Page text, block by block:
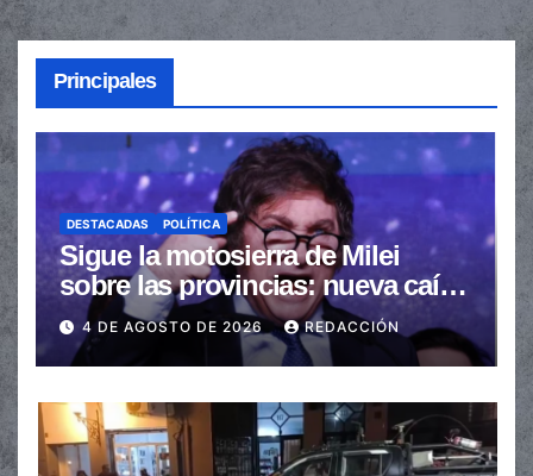
Principales
DESTACADAS POLÍTICA
Sigue la motosierra de Milei
sobre las provincias: nueva caída
de las transferencias no
automáticas
4 DE AGOSTO DE 2026 REDACCIÓN